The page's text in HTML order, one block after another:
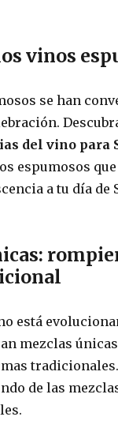
vinos
se han
del vino para
espumosos
a tu día de
está
mezclas
de las